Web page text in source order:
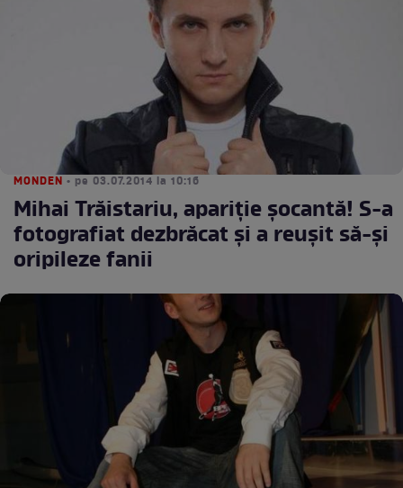
MONDEN • pe 03.07.2014 la 10:16
Mihai Trăistariu, apariţie şocantă! S-a
fotografiat dezbrăcat şi a reuşit să-şi
oripileze fanii